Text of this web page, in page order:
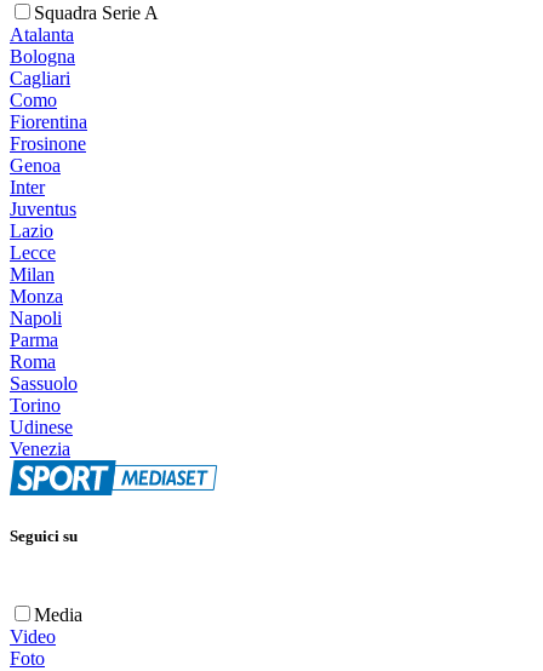
Squadra Serie A
Atalanta
Bologna
Cagliari
Como
Fiorentina
Frosinone
Genoa
Inter
Juventus
Lazio
Lecce
Milan
Monza
Napoli
Parma
Roma
Sassuolo
Torino
Udinese
Venezia
Seguici su
Media
Video
Foto